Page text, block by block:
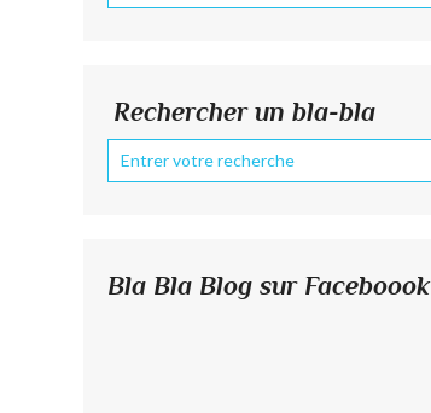
Rechercher un bla-bla
Bla Bla Blog sur Faceboook